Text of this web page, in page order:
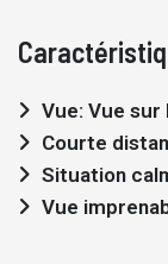
Vue: Vue sur
Courte
Situation
Vue